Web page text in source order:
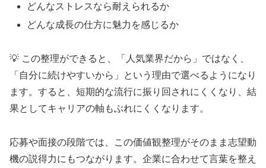
どんなストレスなら耐えられるか
どんな成長の仕方に魅力を感じるか
💡 この整理ができると、「人気業界だから」ではなく、
「自分に続けやすいから」という理由で選べるようになり
ます。すると、短期的な流行に振り回されにくくなり、結
果としてキャリアの軸もぶれにくくなります。
応募や面接の段階では、この価値観整理がそのまま志望動
機の説得力にもつながります。企業に合わせて言葉を整え